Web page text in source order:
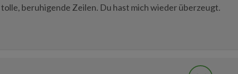
beruhigende Zeilen. Du hast mich wieder überzeugt.